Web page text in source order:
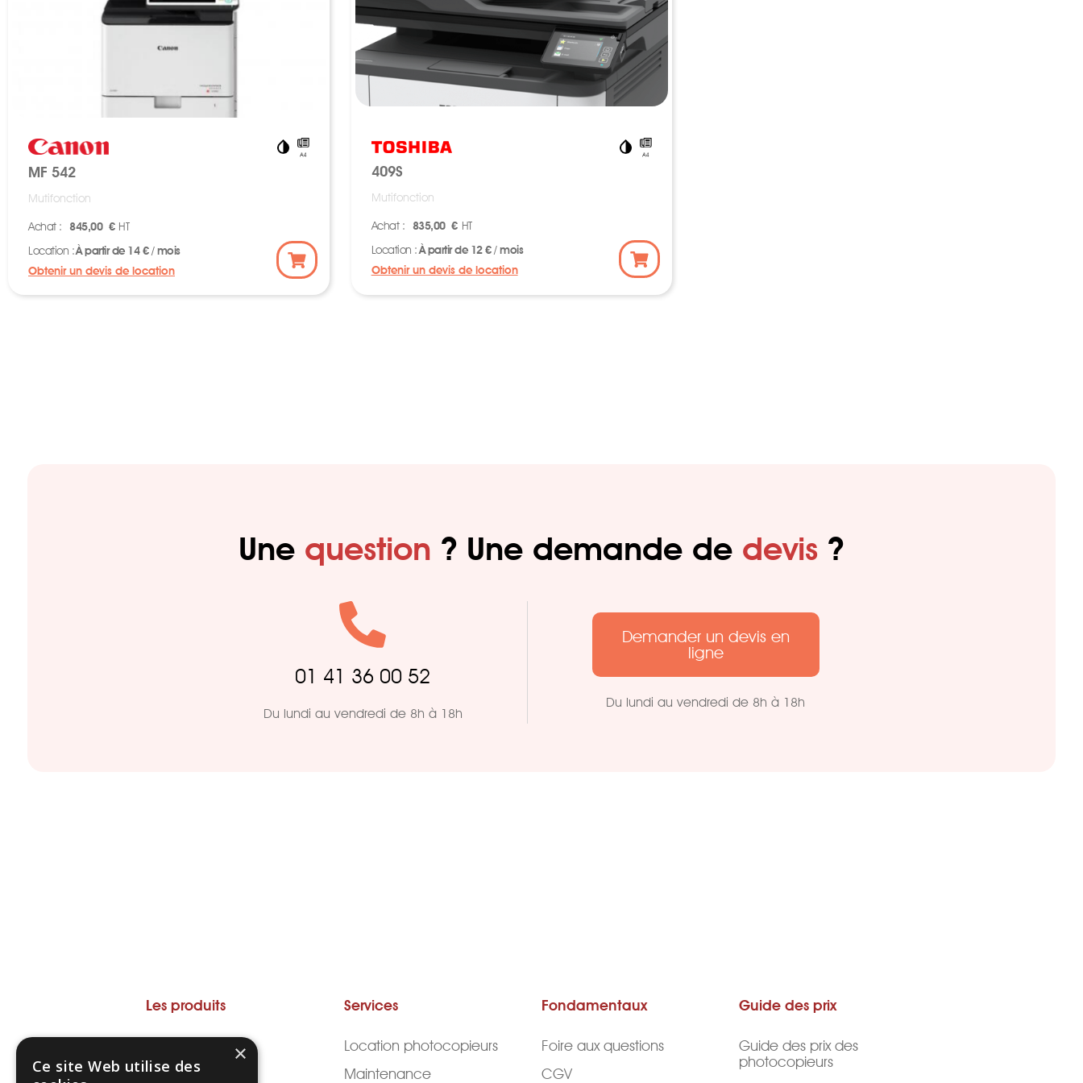
MF 542
Mutifonction
Achat : 845,00 € HT
Location :À partir de 14 € / mois
Obtenir un devis de location
409S
Mutifonction
Achat : 835,00 € HT
Location :À partir de 12 € / mois
Obtenir un devis de location
Une question ? Une demande de devis ?
01 41 36 00 52
Du lundi au vendredi de 8h à 18h
Demander un devis en
ligne
Du lundi au vendredi de 8h à 18h
Les produits
Toshiba e-Studio
Canon IRA DX
Services
Location photocopieurs
Maintenance
Fondamentaux
Foire aux questions
CGV
Guide des prix
Guide des prix des
photocopieurs
×
Ce site Web utilise des